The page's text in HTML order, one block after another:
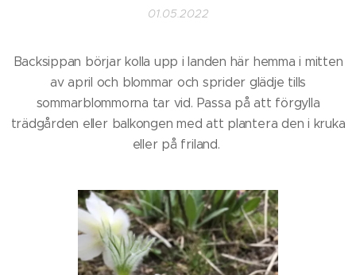
01.05.2022
Backsippan börjar kolla upp i landen här hemma i mitten
av april och blommar och sprider glädje tills
sommarblommorna tar vid. Passa på att förgylla
trädgården eller balkongen med att plantera den i kruka
eller på friland.